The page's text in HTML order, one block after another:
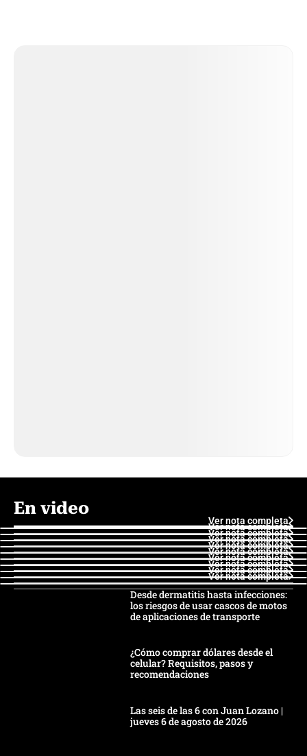
En video
Ver nota completa
Ver nota completa
Ver nota completa
Ver nota completa
Ver nota completa
Ver nota completa
Ver nota completa
Ver nota completa
Ver nota completa
Ver nota completa
Desde dermatitis hasta infecciones:
los riesgos de usar cascos de motos
de aplicaciones de transporte
¿Cómo comprar dólares desde el
celular? Requisitos, pasos y
recomendaciones
Las seis de las 6 con Juan Lozano |
jueves 6 de agosto de 2026